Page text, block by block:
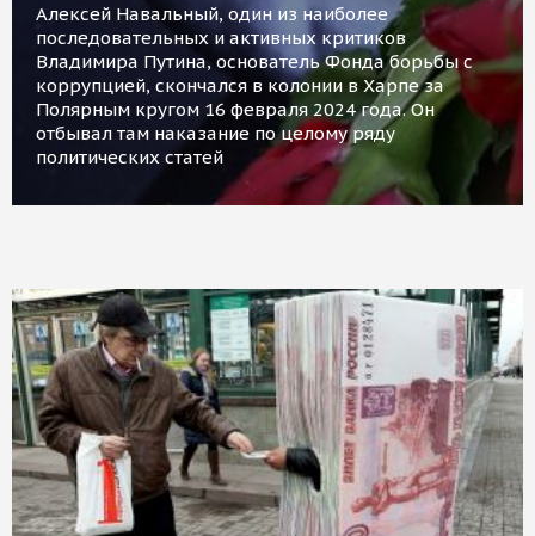
Алексей Навальный, один из наиболее
последовательных и активных критиков
Владимира Путина, основатель Фонда борьбы с
коррупцией, скончался в колонии в Харпе за
Полярным кругом 16 февраля 2024 года. Он
отбывал там наказание по целому ряду
политических статей